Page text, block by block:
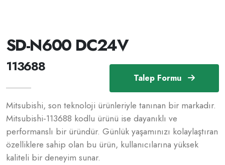
Talep Formu
SD-N600 DC24V
113688
Mitsubishi, son teknoloji ürünleriyle tanınan bir markadır.
Mitsubishi-113688 kodlu ürünü ise dayanıklı ve
performanslı bir üründür. Günlük yaşamınızı kolaylaştıran
özelliklere sahip olan bu ürün, kullanıcılarına yüksek
kaliteli bir deneyim sunar.